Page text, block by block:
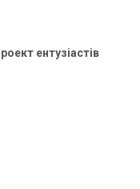
ентузіастів